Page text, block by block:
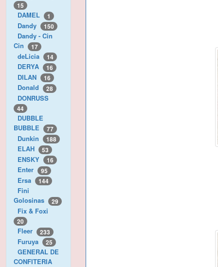
15
DAMEL 1
Dandy 150
Dandy - Cin
Cin
17
deLicia 14
DERYA 16
DILAN 16
Donald 28
DONRUSS
44
DUBBLE
BUBBLE
77
Dunkin 188
ELAH 53
ENSKY 16
Enter 95
Ersa 144
Fini
Golosinas
29
Fix & Foxi
20
Fleer 233
Furuya 25
GENERAL DE
CONFITERIA